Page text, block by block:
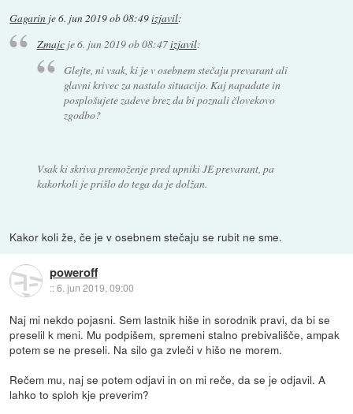
Gagarin je6. jun 2019 ob 08:49izjavil:
Zmajcje6. jun 2019 ob 08:47izjavil:
Glejte, ni vsak, ki je v osebnem stečaju prevarant ali
glavni krivec za nastalo situacijo. Kaj napadate in
posplošujete zadeve brez da bi poznali človekovo
zgodbo?
Vsak ki skriva premoženje pred upniki JE prevarant, pa
kakorkoli je prišlo do tega da je dolžan.
Kakor koli že, če je v osebnem stečaju se rubit ne sme.
poweroff
::6. jun 2019, 09:00
Naj mi nekdo pojasni. Sem lastnik hiše in sorodnik pravi, da bi se
preselil k meni. Mu podpišem, spremeni stalno prebivališče, ampak
potem se ne preseli. Na silo ga zvleči v hišo ne morem.
Rečem mu, naj se potem odjavi in on mi reče, da se je odjavil. A
lahko to sploh kje preverim?